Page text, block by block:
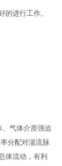
进行工作。
气体介质强迫
分配对湍流脉
体流动，有利